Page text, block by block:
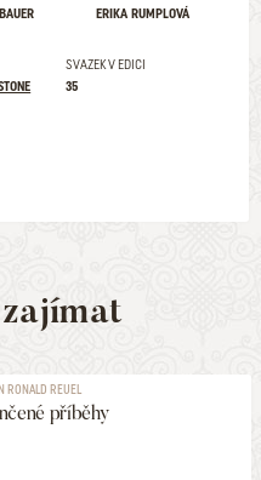
ERIKA RUMPLOVÁ
SVAZEK V EDICI
35
RONALD REUEL
příběhy